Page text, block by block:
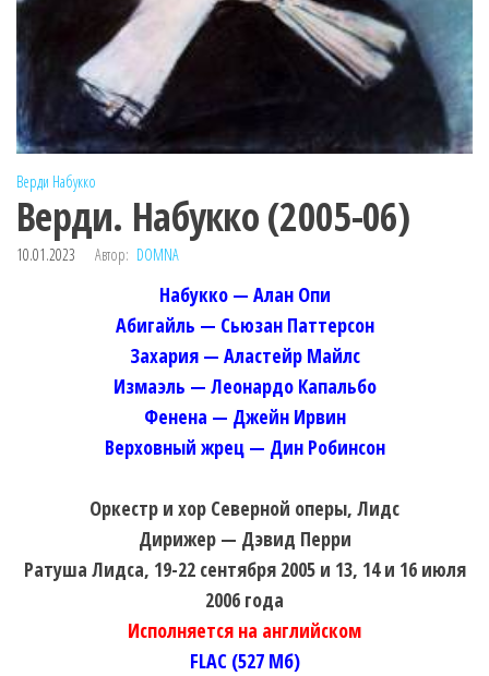
Верди Набукко
Верди. Набукко (2005-06)
10.01.2023 Автор: DOMNA
Набукко — Алан Опи
Абигайль — Сьюзан Паттерсон
Захария — Аластейр Майлс
Измаэль — Леонардо Капальбо
Фенена — Джейн Ирвин
Верховный жрец — Дин Робинсон
Оркестр и хор Северной оперы, Лидс
Дирижер — Дэвид Перри
Ратуша Лидса, 19-22 сентября 2005 и 13, 14 и 16 июля
2006 года
Исполняется на английском
FLAC (527 Мб)